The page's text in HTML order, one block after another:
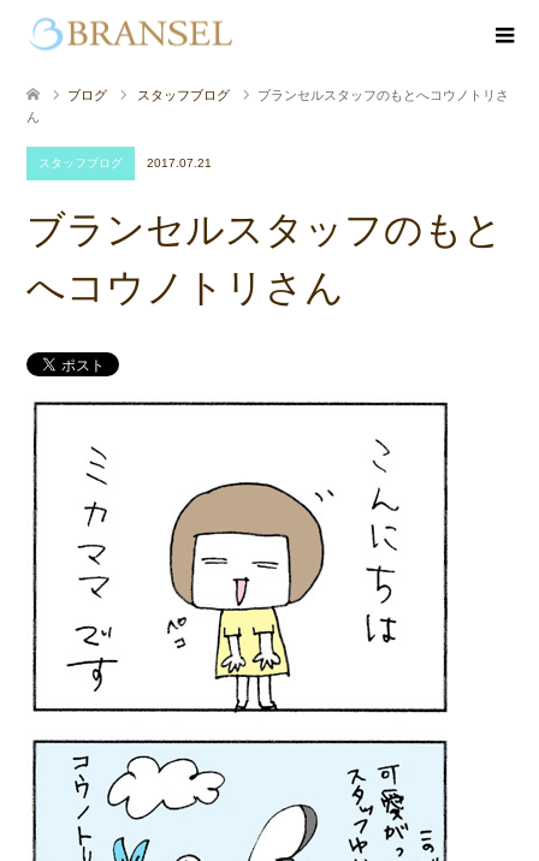
ブログ スタッフブログ
ブランセルスタッフのもとへコウノトリさ
ん
スタッフブログ 2017.07.21
ブランセルスタッフのもと
へコウノトリさん